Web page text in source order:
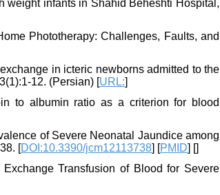
weight infants in Shahid Beheshti Hospital,
Phototherapy: Challenges, Faults, and
in icteric newborns admitted to the
12. (Persian) [URL:]
to albumin ratio as a criterion for blood
of Severe Neonatal Jaundice among
[DOI:10.3390/jcm12113738] [PMID] []
Transfusion of Blood for Severe